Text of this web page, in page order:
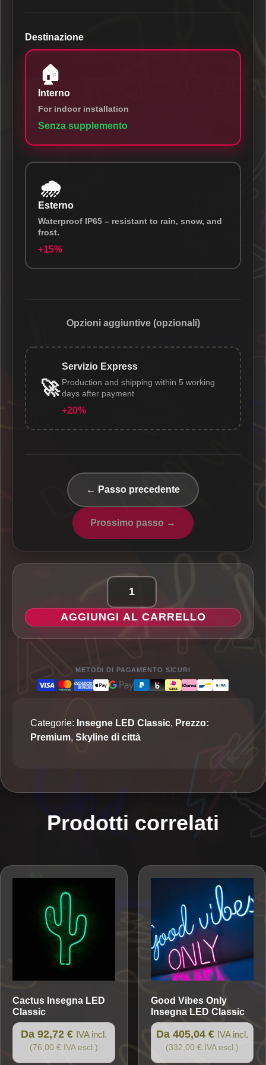
Destinazione
🏠
Interno
For indoor installation
Senza supplemento
🌧️
Esterno
Waterproof IP65 – resistant to rain, snow, and
frost.
+15%
Opzioni aggiuntive (opzionali)
🚀
Servizio Express
Production and shipping within 5 working
days after payment
+20%
← Passo precedente
Prossimo passo →
Skyline
di
Varsavia
-
LED
Classic
AGGIUNGI AL CARRELLO
METODI DI PAGAMENTO SICURI
Categorie: Insegne LED Classic, Prezzo:
Premium, Skyline di città
Prodotti correlati
Cactus Insegna LED
Classic
Da 92,72 € IVA incl.
(76,00 € IVA escl.)
Good Vibes Only
Insegna LED Classic
Da 405,04 € IVA incl.
(332,00 € IVA escl.)